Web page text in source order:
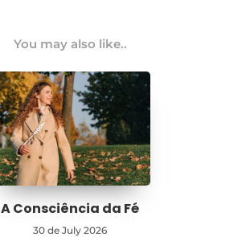
You may also like..
A Consciência da Fé
30 de July 2026